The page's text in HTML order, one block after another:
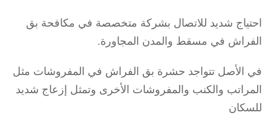
احتياج شديد للاتصال بشركة متخصصة في مكافحة بق
الفراش في مسقط والمدن المجاورة.
في الأصل تتواجد حشرة بق الفراش في المفروشات مثل
المراتب والكنب والمفروشات الأخرى وتمثل إزعاج شديد
للسكان